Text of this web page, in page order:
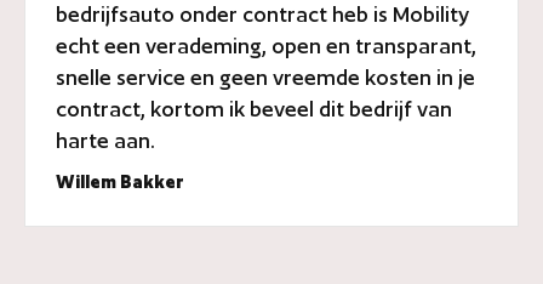
bedrijfsauto onder contract heb is Mobility
echt een verademing, open en transparant,
snelle service en geen vreemde kosten in je
contract, kortom ik beveel dit bedrijf van
harte aan.
Willem Bakker